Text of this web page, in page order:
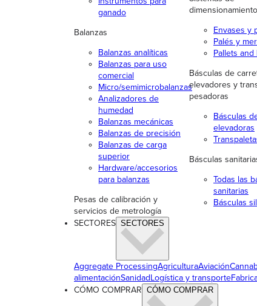
ganado
Balanzas
Balanzas analíticas
Balanzas para uso
comercial
Micro/semimicrobalanzas
Analizadores de
humedad
Balanzas mecánicas
Balanzas de precisión
Balanzas de carga
superior
Hardware/accesorios
para balanzas
Pesas de calibración y
servicios de metrología
dimensionamiento
Envases y
Palés y
Pallets
Básculas de
elevadores y
pesadoras
Básculas
elevadoras
Básculas
Todas las
sanitarias
Básculas
SECTORES SECTORES
Aggregate ProcessingAgriculturaAviación
alimentaciónSanidadLogística y transporte
CÓMO COMPRAR CÓMO COMPRAR